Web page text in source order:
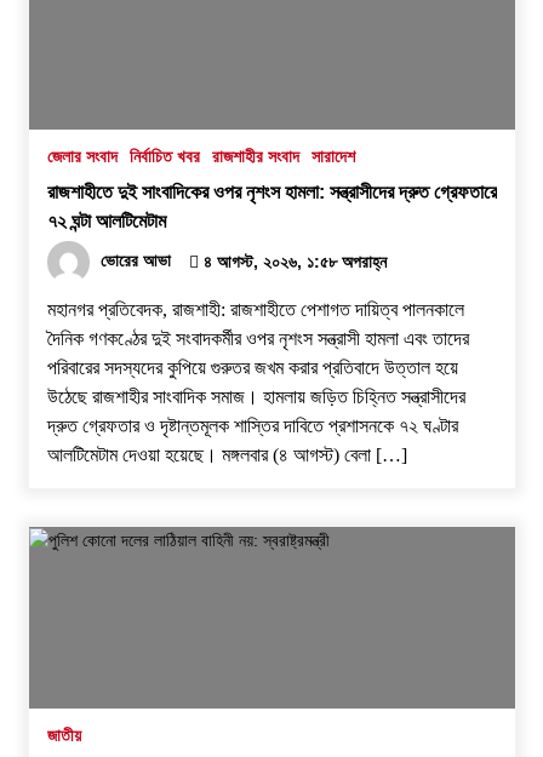
জেলার সংবাদ নির্বাচিত খবর রাজশাহীর সংবাদ সারাদেশ
রাজশাহীতে দুই সাংবাদিকের ওপর নৃশংস হামলা: সন্ত্রাসীদের দ্রুত গ্রেফতারে
৭২ ঘন্টা আলটিমেটাম
ভোরের আভা ৪ আগস্ট, ২০২৬, ১:৫৮ অপরাহ্ন
​মহানগর প্রতিবেদক, রাজশাহী: রাজশাহীতে পেশাগত দায়িত্ব পালনকালে
দৈনিক গণকণ্ঠের দুই সংবাদকর্মীর ওপর নৃশংস সন্ত্রাসী হামলা এবং তাদের
পরিবারের সদস্যদের কুপিয়ে গুরুতর জখম করার প্রতিবাদে উত্তাল হয়ে
উঠেছে রাজশাহীর সাংবাদিক সমাজ। হামলায় জড়িত চিহ্নিত সন্ত্রাসীদের
দ্রুত গ্রেফতার ও দৃষ্টান্তমূলক শাস্তির দাবিতে প্রশাসনকে ৭২ ঘণ্টার
আলটিমেটাম দেওয়া হয়েছে। ​মঙ্গলবার (৪ আগস্ট) বেলা […]
জাতীয়